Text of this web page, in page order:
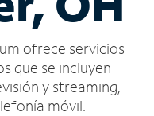
ofrece servicios
que se incluyen
y streaming,
móvil.